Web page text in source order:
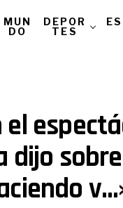
MUN
DO
DEPOR
TES
el
dijo